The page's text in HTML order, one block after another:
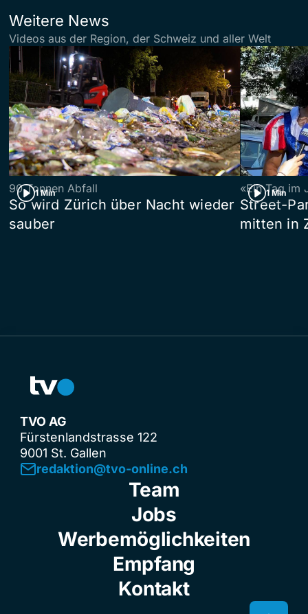
Weitere News
Videos aus der Region, der Schweiz und aller Welt
1 Min
90 Tonnen Abfall
So wird Zürich über Nacht wieder
sauber
1 Min
«Ein Tag im
Street-
mitten in
TVO AG
Fürstenlandstrasse 122
9001 St. Gallen
redaktion@tvo-online.ch
Team
Jobs
Werbemöglichkeiten
Empfang
Kontakt